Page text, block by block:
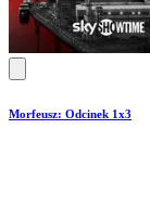
Morfeusz: Odcinek 1x3